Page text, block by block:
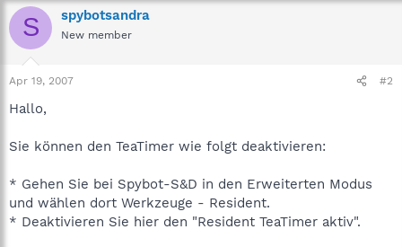
S spybotsandra
New member
Apr 19, 2007 #2
Hallo,
Sie können den TeaTimer wie folgt deaktivieren:
* Gehen Sie bei Spybot-S&D in den Erweiterten Modus
und wählen dort Werkzeuge - Resident.
* Deaktivieren Sie hier den "Resident TeaTimer aktiv".